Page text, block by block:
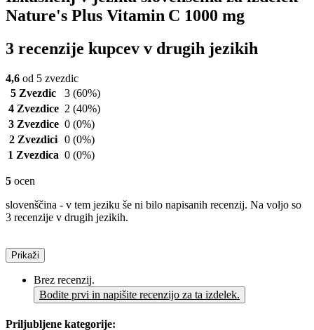
Nature's Plus Vitamin C 1000 mg
3 recenzije kupcev v drugih jezikih
4,6 od 5 zvezdic
5 Zvezdic
3 (60%)
4 Zvezdice 2 (40%)
3 Zvezdice 0 (0%)
2 Zvezdici 0 (0%)
1 Zvezdica 0 (0%)
5 ocen
slovenščina - v tem jeziku še ni bilo napisanih recenzij. Na voljo so
3 recenzije v drugih jezikih.
Prikaži
Brez recenzij.
Bodite prvi in napišite recenzijo za ta izdelek.
Priljubljene kategorije: